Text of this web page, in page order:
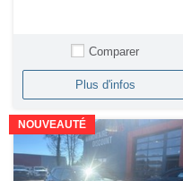
Comparer
Plus d'infos
NOUVEAUTÉ